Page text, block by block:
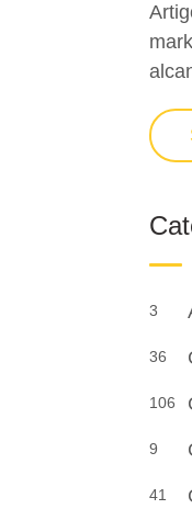
3
36
106
9
41